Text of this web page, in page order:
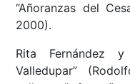
“Añoranzas del
2000).
Rita Fernández
Valledupar”